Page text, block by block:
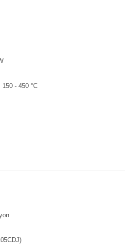
150 - 450 °C